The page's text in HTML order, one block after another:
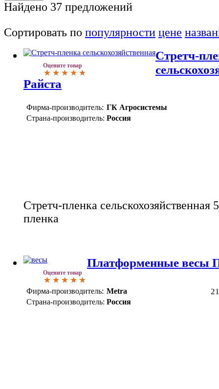
Найдено 37 предложений
Сортировать по популярности цене
Оцените товар
Стретч-
Райста
Фирма-производитель: ГК Агросистемы
Страна-производитель: Россия
Стретч-пленка сельскохозяйственная
пленка
Оцените товар
Платформенные
Фирма-производитель: Metra
Страна-производитель: Россия